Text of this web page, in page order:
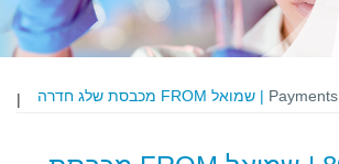
Payments
|